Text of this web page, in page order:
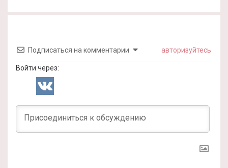
Подписаться на комментарии авторизуйтесь
Войти через: